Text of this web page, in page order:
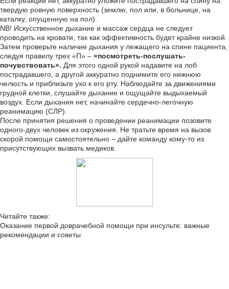
твердую ровную поверхность (землю, пол или, в больнице, на
каталку, опущенную на пол).
NB! Искусственное дыхание и массаж сердца не следует
проводить на кровати, так как эффективность будет крайне низкой.
Затем проверьте наличие дыхания у лежащего на спине пациента,
следуя правилу трех «П» – «посмотреть-послушать-
почувствовать». Для этого одной рукой надавите на лоб
пострадавшего, а другой аккуратно поднимите его нижнюю
челюсть и приблизьте ухо к его рту. Наблюдайте за движениями
грудной клетки, слушайте дыхание и ощущайте выдыхаемый
воздух. Если дыхания нет, начинайте сердечно-легочную
реанимацию (СЛР).
После принятия решения о проведении реанимации позовите
одного-двух человек из окружения. Не тратьте время на вызов
скорой помощи самостоятельно – дайте команду кому-то из
присутствующих вызвать медиков.
Читайте также:
Оказание первой доврачебной помощи при инсульте: важные
рекомендации и советы